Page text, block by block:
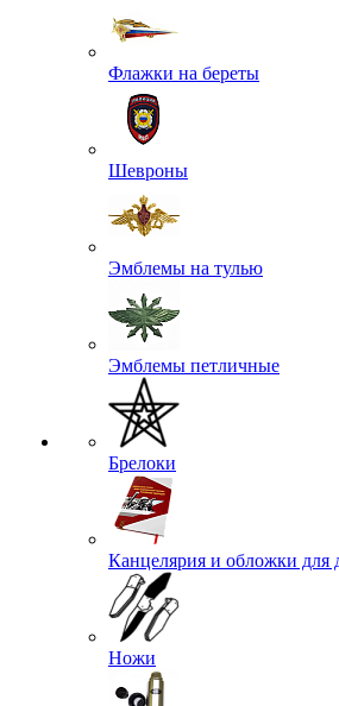
Флажки на береты
Шевроны
Эмблемы на тулью
Эмблемы петличные
Брелоки
Канцелярия и обложки для
Ножи